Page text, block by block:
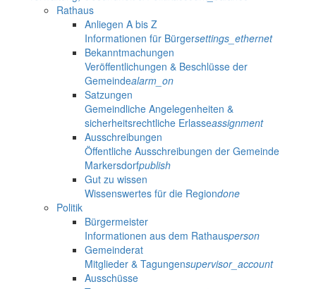
Rathaus
Anliegen A bis Z
Informationen für Bürgersettings_ethernet
Bekanntmachungen
Veröffentlichungen & Beschlüsse der
Gemeindealarm_on
Satzungen
Gemeindliche Angelegenheiten &
sicherheitsrechtliche Erlasseassignment
Ausschreibungen
Öffentliche Ausschreibungen der Gemeinde
Markersdorfpublish
Gut zu wissen
Wissenswertes für die Regiondone
Politik
Bürgermeister
Informationen aus dem Rathausperson
Gemeinderat
Mitglieder & Tagungensupervisor_account
Ausschüsse